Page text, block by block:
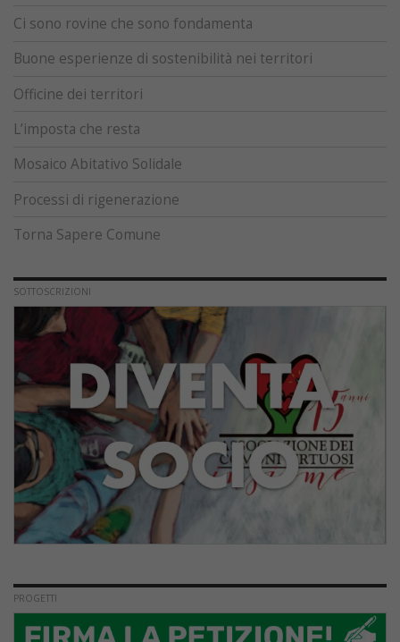
Ci sono rovine che sono fondamenta
Buone esperienze di sostenibilità nei territori
Officine dei territori
L’imposta che resta
Mosaico Abitativo Solidale
Processi di rigenerazione
Torna Sapere Comune
SOTTOSCRIZIONI
PROGETTI